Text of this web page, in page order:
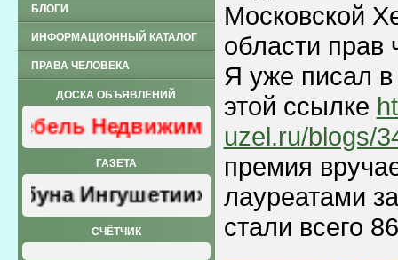
БЛОГИ
ИНФОРМАЦИОННЫЙ КАТАЛОГ
ПРАВА ЧЕЛОВЕКА
ДОСКА ОБЪЯВЛЕНИЙ
Недвижимость
ГАЗЕТА
Ингушетии»
СЧЁТЧИК
Московской
области прав
Я уже писал в
этой ссылке
uzel.ru/blogs/
премия
лауреатами
стали всего